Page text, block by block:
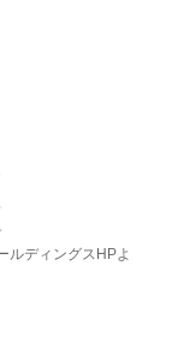
ルディングスHPよ